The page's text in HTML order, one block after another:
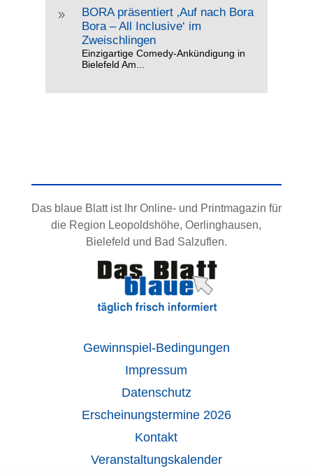
9
BORA präsentiert ‚Auf nach Bora
Bora – All Inclusive‘ im
Zweischlingen
Einzigartige Comedy-Ankündigung in
Bielefeld Am...
Das blaue Blatt ist Ihr Online- und Printmagazin für
die Region Leopoldshöhe, Oerlinghausen,
Bielefeld und Bad Salzuflen.
Gewinnspiel-Bedingungen
Impressum
Datenschutz
Erscheinungstermine 2026
Kontakt
Veranstaltungskalender